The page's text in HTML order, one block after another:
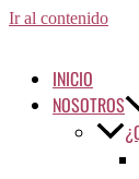
Ir al contenido
INICIO
NOSOTROS